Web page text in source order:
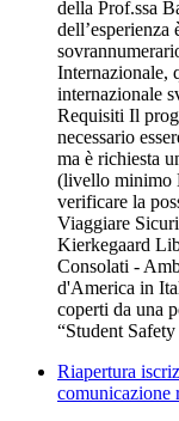
della Prof.ssa
dell’esperienza
Internazionale,
internazionale
Requisiti Il
necessario
ma è richiesta
(livello minimo
verificare la
Viaggiare
Kierkegaard
Consolati -
d'America in
coperti da una
“Student Safety
Riapertura
comunicazione